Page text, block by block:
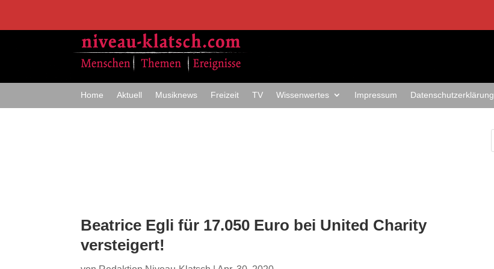
Home Aktuell Musiknews Freizeit TV Wissenwertes Impressum Datenschutzerklärung
Beatrice Egli für 17.050 Euro bei United Charity
versteigert!